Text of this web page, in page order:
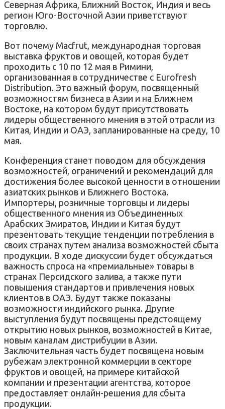
Северная Африка, Ближний Восток, Индия и весь
регион Юго-Восточной Азии приветствуют
торговлю.
Вот почему Macfrut, международная торговая
выставка фруктов и овощей, которая будет
проходить с 10 по 12 мая в Римини,
организованная в сотрудничестве с Eurofresh
Distribution. Это важный форум, посвященный
возможностям бизнеса в Азии и на Ближнем
Востоке, на котором будут присутствовать
лидеры общественного мнения в этой отрасли из
Китая, Индии и ОАЭ, запланированные на среду, 10
мая.
Конференция станет поводом для обсуждения
возможностей, ограничений и рекомендаций для
достижения более высокой ценности в отношении
азиатских рынков и Ближнего Востока.
Импортеры, розничные торговцы и лидеры
общественного мнения из Объединенных
Арабских Эмиратов, Индии и Китая будут
презентовать текущие тенденции потребления в
своих странах путем анализа возможностей сбыта
продукции. В ходе дискуссии будет обсуждаться
важность спроса на «премиальные» товары в
странах Персидского залива, а также пути
повышения стандартов и привлечения новых
клиентов в ОАЭ. Будут также показаны
возможности индийского рынка. Другие
выступления будут посвящены предстоящему
открытию новых рынков, возможностей в Китае,
новым каналам дистрибуции в Азии.
Заключительная часть будет посвящена новым
рубежам электронной коммерции в секторе
фруктов и овощей, на примере китайской
компании и презентации агентства, которое
предоставляет онлайн-решения для сбыта
продукции.